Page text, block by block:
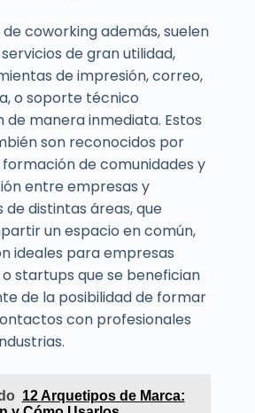
de coworking además, suelen
de gran utilidad,
de impresión, correo,
o soporte técnico
de manera inmediata. Estos
son reconocidos por
de comunidades y
entre empresas y
distintas áreas, que
un espacio en común,
ideales para empresas
startups que se benefician
de la posibilidad de formar
con profesionales
12 Arquetipos de Marca: